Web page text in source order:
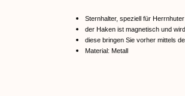
Sternhalter, speziell für Herrnhuter
der Haken ist magnetisch und
diese bringen Sie vorher mittels
Material: Metall